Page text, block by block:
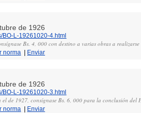
de 1926
BO-L-19261020-4.html
Bs. 4, 000 con destino a varias obras a
norma | Enviar
de 1926
BO-L-19261020-3.html
el de 1927, consígnase Bs. 6, 000 para la conclusión del
norma | Enviar